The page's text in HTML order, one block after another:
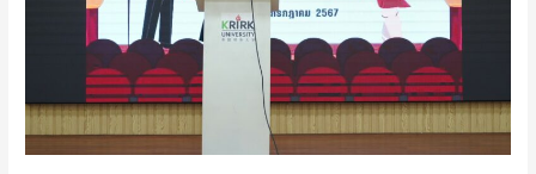
ศิลปศาสตร์
รับ
น้อง”